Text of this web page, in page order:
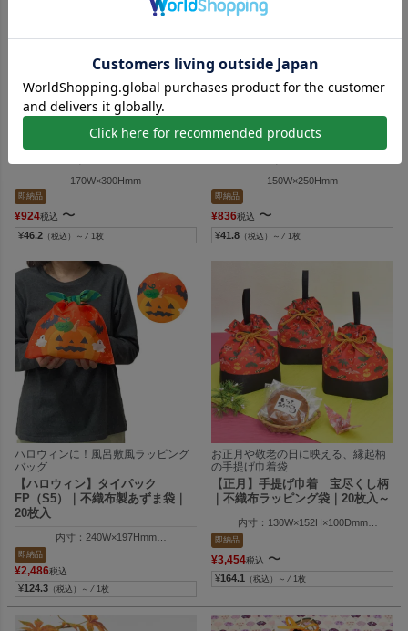
ハロウィンにも使える秋限定の平袋
ラッピング
【秋ギフト】ソフトバッグ
170W×300Hmm
即納品
¥924税込 〜
¥46.2 （税込）～ ⁄ 1枚
ハロウィンにも使える秋限定の平袋
【秋ギフト】ソフトバッグ
FP（S3）オータム柄｜不織布ラ
150W×250Hmm
即納品
¥836税込 〜
¥41.8 （税込）～ ⁄ 1枚
ハロウィンに！風呂敷風ラッピング
バッグ
【ハロウィン】タイパック
FP（S5）｜不織布製あずま袋｜
20枚入
内寸：240W×197Hmm
即納品
¥2,486税込
¥124.3 （税込）～ ⁄ 1枚
お正月や敬老の日に映える、縁起柄
の手提げ巾着袋
【正月】手提げ巾着 宝尽くし柄
｜不織布ラッピング袋｜20枚入～
内寸：130W×152H×100Dmm
外寸：130W×213H×100Dmm
即納品
¥3,454税込 〜
¥164.1 （税込）～ ⁄ 1枚